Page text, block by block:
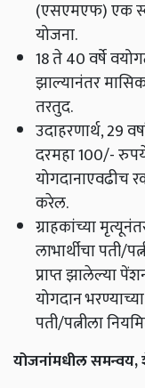
(एसएमएफ) एक
योजना.
18 ते 40 वर्षे
झाल्यानंतर
तरतुद.
उदाहरणार्थ, 29
दरमहा 100/-
योगदानाएवढीच
करेल.
ग्राहकांच्या
लाभार्थीचा पती/
प्राप्त झालेल्या
योगदान
पती/पत्नीला
योजनांमधील समन्वय,